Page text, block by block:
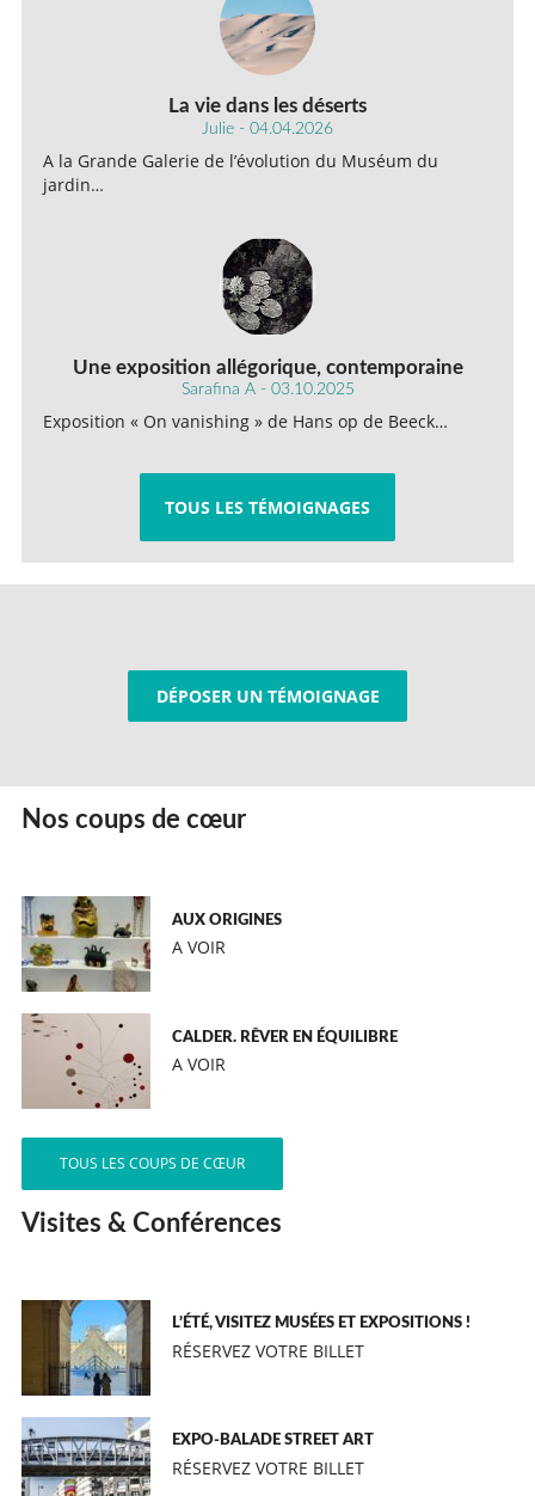
La vie dans les déserts
Julie - 04.04.2026
A la Grande Galerie de l’évolution du Muséum du
jardin…
Une exposition allégorique, contemporaine
Sarafina A - 03.10.2025
Exposition « On vanishing » de Hans op de Beeck…
TOUS LES TÉMOIGNAGES
DÉPOSER UN TÉMOIGNAGE
Nos coups de cœur
AUX ORIGINES
A VOIR
CALDER. RÊVER EN ÉQUILIBRE
A VOIR
TOUS LES COUPS DE CŒUR
Visites & Conférences
L’ÉTÉ, VISITEZ MUSÉES ET EXPOSITIONS !
RÉSERVEZ VOTRE BILLET
EXPO-BALADE STREET ART
RÉSERVEZ VOTRE BILLET